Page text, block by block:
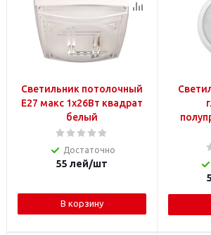
Светильник потолочный
Е27 макс 1х26Вт квадрат
белый
Достаточно
55 лей/шт
В корзину